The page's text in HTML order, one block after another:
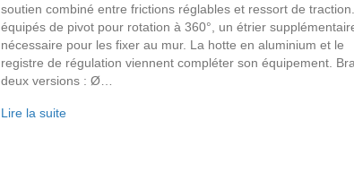
soutien combiné entre frictions réglables et ressort de
équipés de pivot pour rotation à 360°, un étrier
nécessaire pour les fixer au mur. La hotte en aluminium et le
registre de régulation viennent compléter son équipement.
deux versions : Ø…
Lire la suite